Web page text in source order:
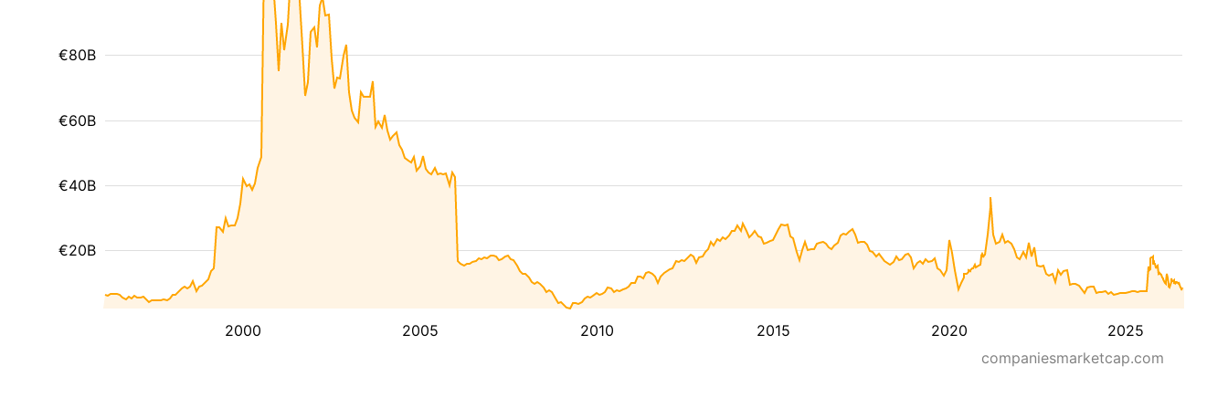
2000 2005 2010 2015 2020 2025
€20B
€40B
€60B
€80B
companiesmarketcap.com